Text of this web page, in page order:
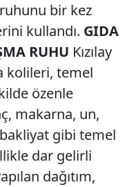
bir kez
kullandı. GIDA
RUHU Kızılay
kolileri, temel
özenle
makarna, un,
bakliyat gibi temel
dar gelirli
dağıtım,